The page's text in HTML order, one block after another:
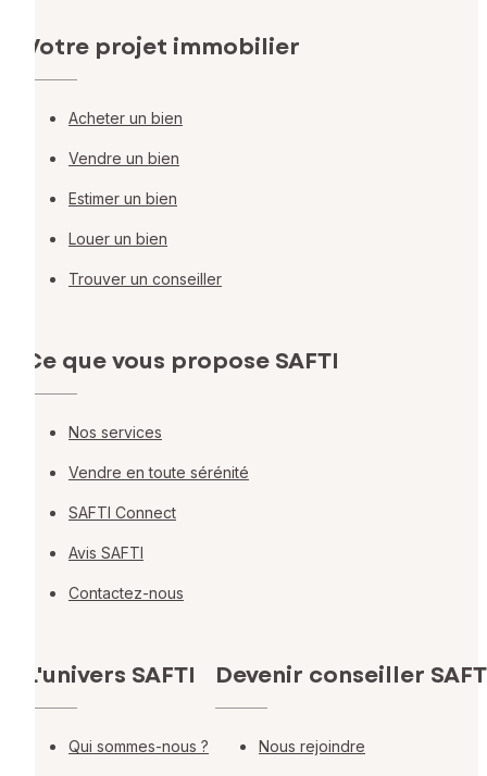
Votre projet immobilier
Acheter un bien
Vendre un bien
Estimer un bien
Louer un bien
Trouver un conseiller
Ce que vous propose SAFTI
Nos services
Vendre en toute sérénité
SAFTI Connect
Avis SAFTI
Contactez-nous
L'univers SAFTI
Qui sommes-nous ?
Devenir conseiller
Nous rejoindre